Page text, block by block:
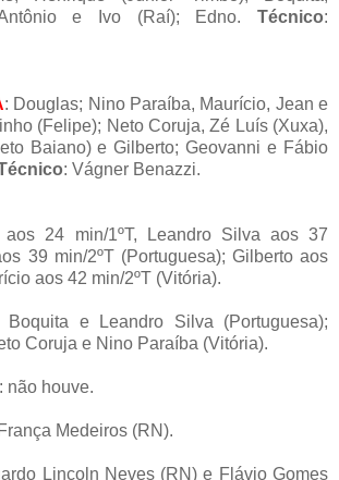
e Ivo (Raí); Edno. Técnico:
: Douglas; Nino Paraíba, Maurício, Jean e
(Felipe); Neto Coruja, Zé Luís (Xuxa),
Baiano) e Gilberto; Geovanni e Fábio
: Vágner Benazzi.
aos 24 min/1ºT, Leandro Silva aos 37
39 min/2ºT (Portuguesa); Gilberto aos
aos 42 min/2ºT (Vitória).
Boquita e Leandro Silva (Portuguesa);
Coruja e Nino Paraíba (Vitória).
: não houve.
Medeiros (RN).
Lincoln Neves (RN) e Flávio Gomes